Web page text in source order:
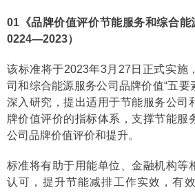
01《品牌价值评价节能服务和综合能
0224—2023）
该标准将于2023年3月27日正式实施
司和综合能源服务公司品牌价值“五要
深入研究，提出适用于节能服务公司
牌价值评价的指标体系，支撑节能服
公司品牌价值评价和提升。
标准将有助于用能单位、金融机构等
认可，提升节能减排工作实效，有